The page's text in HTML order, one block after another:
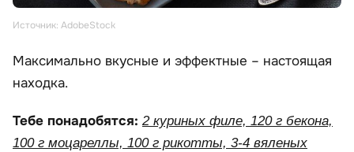
Источник: AdobeStock
Максимально вкусные и эффектные – настоящая
находка.
Тебе понадобятся: 2 куриных филе, 120 г бекона,
100 г моцареллы, 100 г рикотты, 3-4 вяленых